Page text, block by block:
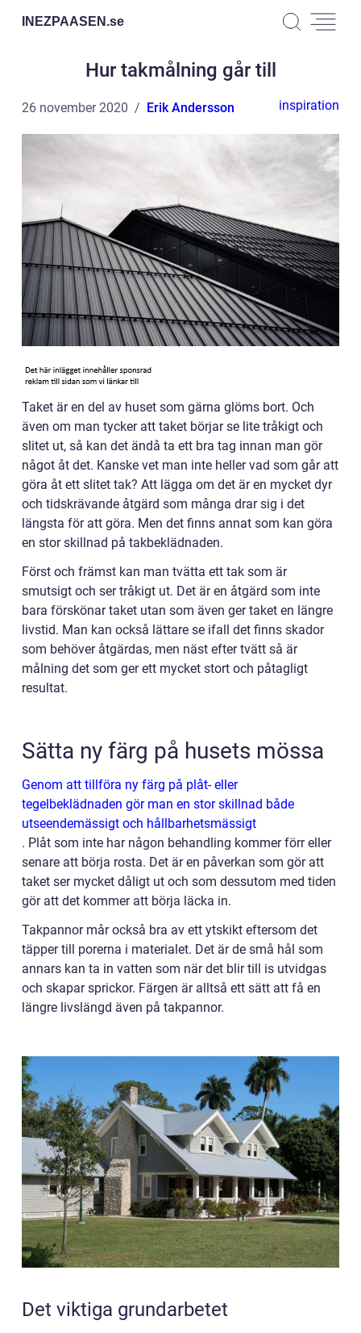
INEZPAASEN.se
Hur takmålning går till
26 november 2020 Erik Andersson inspiration
Taket är en del av huset som gärna glöms bort. Och
även om man tycker att taket börjar se lite tråkigt och
slitet ut, så kan det ändå ta ett bra tag innan man gör
något åt det. Kanske vet man inte heller vad som går att
göra åt ett slitet tak? Att lägga om det är en mycket dyr
och tidskrävande åtgärd som många drar sig i det
längsta för att göra. Men det finns annat som kan göra
en stor skillnad på takbeklädnaden.
Först och främst kan man tvätta ett tak som är
smutsigt och ser tråkigt ut. Det är en åtgärd som inte
bara förskönar taket utan som även ger taket en längre
livstid. Man kan också lättare se ifall det finns skador
som behöver åtgärdas, men näst efter tvätt så är
målning det som ger ett mycket stort och påtagligt
resultat.
Sätta ny färg på husets mössa
Genom att tillföra ny färg på plåt- eller
tegelbeklädnaden gör man en stor skillnad både
utseendemässigt och hållbarhetsmässigt
. Plåt som inte har någon behandling kommer förr eller
senare att börja rosta. Det är en påverkan som gör att
taket ser mycket dåligt ut och som dessutom med tiden
gör att det kommer att börja läcka in.
Takpannor mår också bra av ett ytskikt eftersom det
täpper till porerna i materialet. Det är de små hål som
annars kan ta in vatten som när det blir till is utvidgas
och skapar sprickor. Färgen är alltså ett sätt att få en
längre livslängd även på takpannor.
Det viktiga grundarbetet